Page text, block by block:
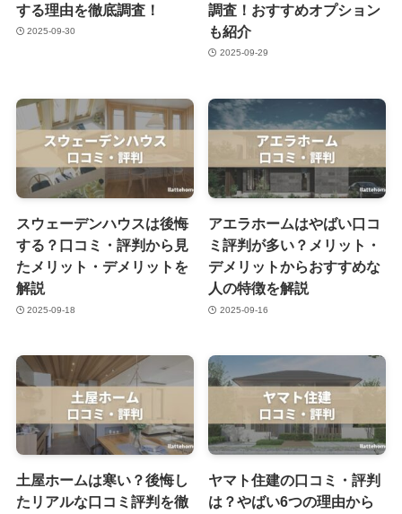
する理由を徹底調査！
2025-09-30
調査！おすすめオプション
も紹介
2025-09-29
スウェーデンハウスは後悔
する？口コミ・評判から見
たメリット・デメリットを
解説
2025-09-18
アエラホームはやばい口コ
ミ評判が多い？メリット・
デメリットからおすすめな
人の特徴を解説
2025-09-16
土屋ホームは寒い？後悔し
たリアルな口コミ評判を徹
ヤマト住建の口コミ・評判
は？やばい6つの理由から